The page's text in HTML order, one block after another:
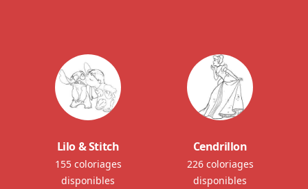
Lilo & Stitch
155 coloriages
disponibles
Cendrillon
226 coloriages
disponibles